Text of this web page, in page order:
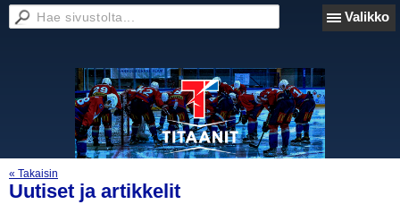
Valikko
« Takaisin
Uutiset ja artikkelit